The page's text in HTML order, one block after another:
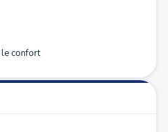
confort